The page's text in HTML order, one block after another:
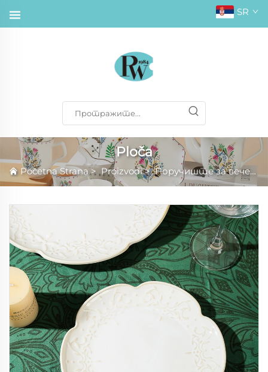
SR
Ploča
Početna Strana>Proizvodi>Поручиште за вечеру